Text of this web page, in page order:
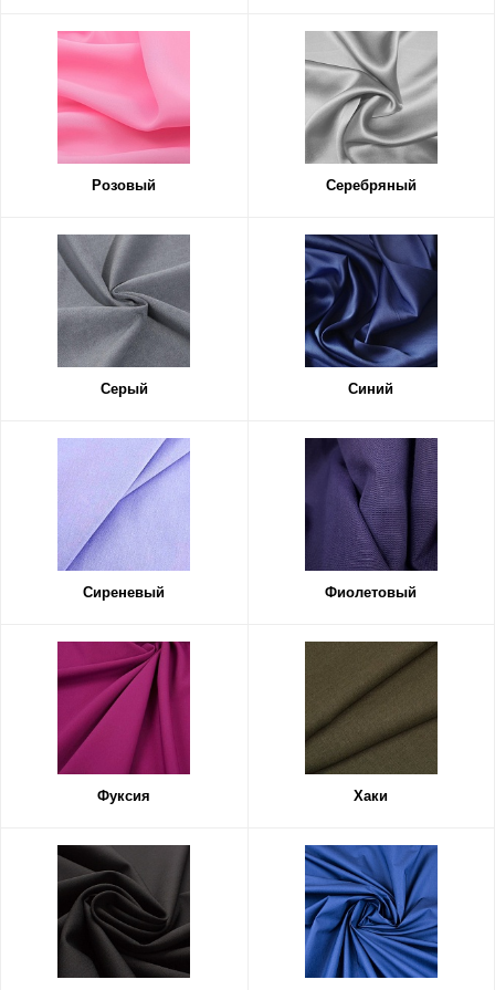
Розовый Серебряный
Серый Синий
Сиреневый Фиолетовый
Фуксия Хаки